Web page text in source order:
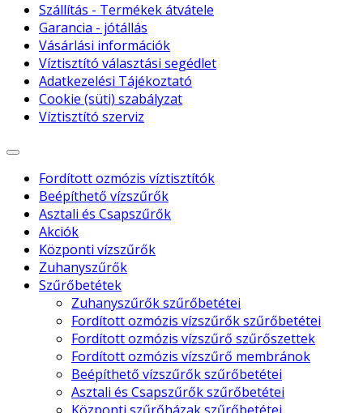
Szállítás - Termékek átvátele
Garancia - jótállás
Vásárlási információk
Víztisztító választási segédlet
Adatkezelési Tájékoztató
Cookie (süti) szabályzat
Víztisztító szerviz
Fordított ozmózis víztisztítók
Beépíthető vízszűrők
Asztali és Csapszűrők
Akciók
Központi vízszűrők
Zuhanyszűrők
Szűrőbetétek
Zuhanyszűrők szűrőbetétei
Fordított ozmózis vízszűrők szűrőbetétei
Fordított ozmózis vízszűrő szűrőszettek
Fordított ozmózis vízszűrő membránok
Beépíthető vízszűrők szűrőbetétei
Asztali és Csapszűrők szűrőbetétei